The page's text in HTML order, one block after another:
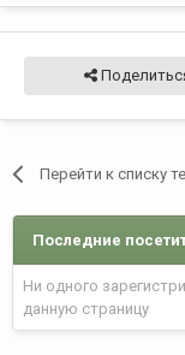
Перейти к списку
Последние
Ни одного
данную страницу